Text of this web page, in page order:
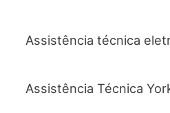
Assistência técnica
Assistência Técnica